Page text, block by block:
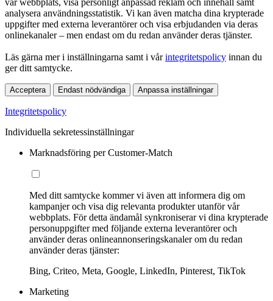
vår webbplats, visa personligt anpassad reklam och innehåll samt
analysera användningsstatistik. Vi kan även matcha dina krypterade
uppgifter med externa leverantörer och visa erbjudanden via deras
onlinekanaler – men endast om du redan använder deras tjänster.
Läs gärna mer i inställningarna samt i vårintegritetspolicy innan du
ger ditt samtycke.
Acceptera Endast nödvändiga Anpassa inställningar
Integritetspolicy
Individuella sekretessinställningar
Marknadsföring per Customer-Match
Med ditt samtycke kommer vi även att informera dig om
kampanjer och visa dig relevanta produkter utanför vår
webbplats. För detta ändamål synkroniserar vi dina krypterade
personuppgifter med följande externa leverantörer och
använder deras onlineannonseringskanaler om du redan
använder deras tjänster:
Bing, Criteo, Meta, Google, LinkedIn, Pinterest, TikTok
Marketing